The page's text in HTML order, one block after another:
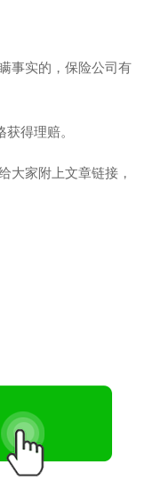
事实的，保险公司有
得理赔。
大家附上文章链接，